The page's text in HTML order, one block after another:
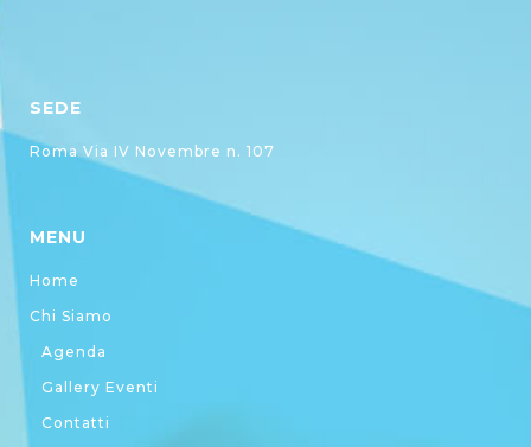
SEDE
Roma Via IV Novembre n. 107
MENU
Home
Chi Siamo
Agenda
Gallery Eventi
Contatti